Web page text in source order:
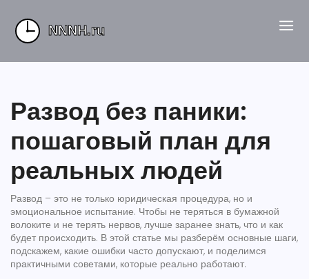
Развод без паники:
пошаговый план для
реальных людей
Развод – это не только юридическая процедура, но и
эмоциональное испытание. Чтобы не теряться в бумажной
волоките и не терять нервов, лучше заранее знать, что и как
будет происходить. В этой статье мы разберём основные шаги,
подскажем, какие ошибки часто допускают, и поделимся
практичными советами, которые реально работают.